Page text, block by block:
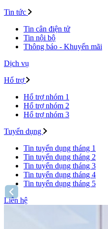
Tin tức
Tin cân điện tử
Tin nội bộ
Thông báo - Khuyến mãi
Dịch vụ
Hổ trợ
Hổ trợ nhóm 1
Hổ trợ nhóm 2
Hổ trợ nhóm 3
Tuyển dụng
Tin tuyển dụng tháng 1
Tin tuyển dụng tháng 2
Tin tuyển dụng tháng 3
Tin tuyển dụng tháng 4
Tin tuyển dụng tháng 5
Liên hệ